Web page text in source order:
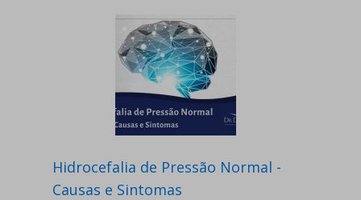
Hidrocefalia de Pressão Normal -
Causas e Sintomas